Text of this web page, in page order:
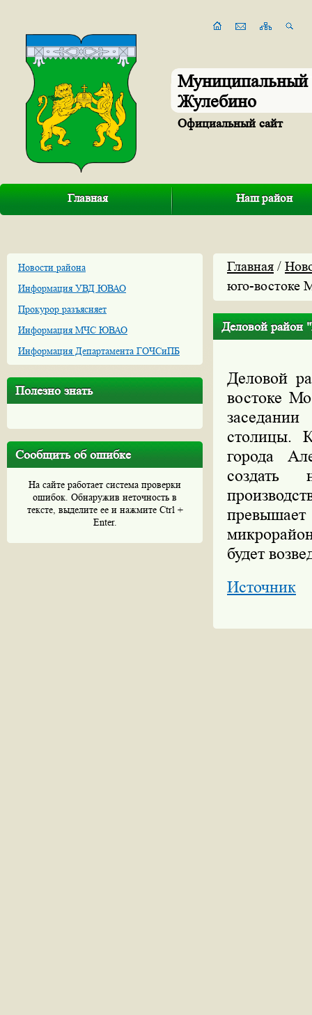
Муниципальный
Жулебино
Официальный сайт
Главная Наш район
Новости района
Информация УВД ЮВАО
Прокурор разъясняет
Информация МЧС ЮВАО
Информация Департамента ГОЧСиПБ
Полезно знать
Сообщить об ошибке
На сайте работает система проверки
ошибок. Обнаружив неточность в
тексте, выделите ее и нажмите Ctrl +
Enter.
Главная /
юго-востоке
Деловой район
Деловой
востоке
столицы.
города
создать
будет
Источник